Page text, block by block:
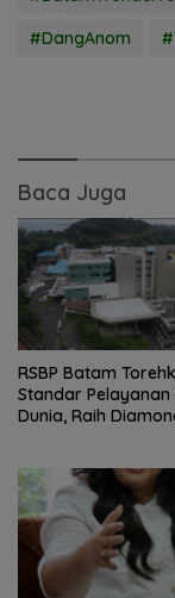
#DangAnom
Baca Juga
RSBP Batam
Standar Pelayanan
Dunia, Raih